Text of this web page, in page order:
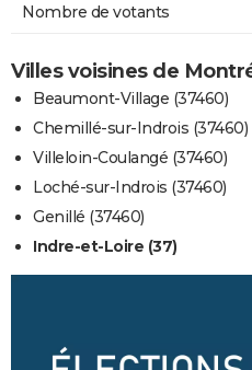
Nombre de votants
Villes voisines de
Beaumont-Village (37460)
Chemillé-sur-Indrois (37460)
Villeloin-Coulangé (37460)
Loché-sur-Indrois (37460)
Genillé (37460)
Indre-et-Loire (37)